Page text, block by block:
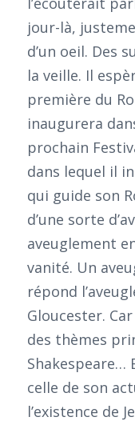
jour-là,
d’un oeil. Des
la veille. Il
première du
inaugurera
prochain
dans lequel il
qui guide son
d’une sorte
aveuglement
vanité. Un
répond
Gloucester.
des thèmes
Shakespeare…
celle de son
l’existence de